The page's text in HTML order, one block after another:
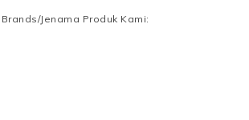
Jenama Produk Kami: